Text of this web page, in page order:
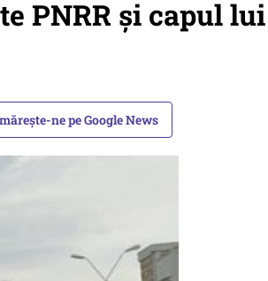
PNRR și capul
ne pe Google News